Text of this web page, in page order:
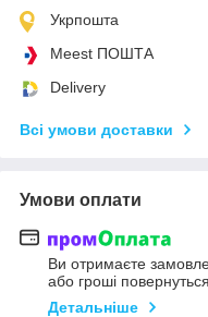
Укрпошта
Meest ПОШТА
Delivery
Всі умови доставки
Умови оплати
Ви отримаєте
або гроші
Детальніше